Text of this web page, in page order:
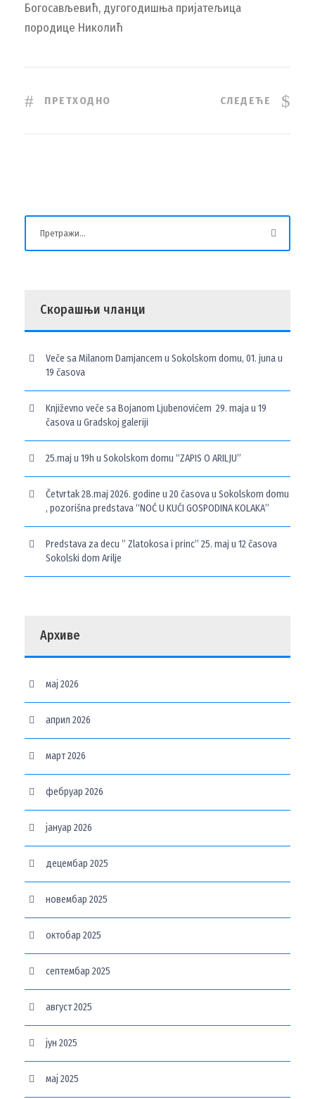
Богосављевић, дугогодишња пријатељица
породице Николић
ПРЕТХОДНО СЛЕДЕЋЕ
Скорашњи чланци
Veče sa Milanom Damjancem u Sokolskom domu, 01. juna u
19 časova
Književno veče sa Bojanom Ljubenovićem 29. maja u 19
časova u Gradskoj galeriji
25.maj u 19h u Sokolskom domu “ZAPIS O ARILJU”
Četvrtak 28.maj 2026. godine u 20 časova u Sokolskom domu
, pozorišna predstava “NOĆ U KUĆI GOSPODINA KOLAKA”
Predstava za decu ” Zlatokosa i princ” 25. maj u 12 časova
Sokolski dom Arilje
Архиве
мај 2026
април 2026
март 2026
фебруар 2026
јануар 2026
децембар 2025
новембар 2025
октобар 2025
септембар 2025
август 2025
јун 2025
мај 2025